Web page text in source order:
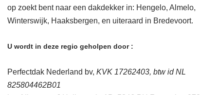
op zoekt bent naar een dakdekker in: Hengelo, Almelo,
Winterswijk, Haaksbergen, en uiteraard in Bredevoort.
U wordt in deze regio geholpen door :
Perfectdak Nederland bv, KVK 17262403, btw id NL
825804462B01